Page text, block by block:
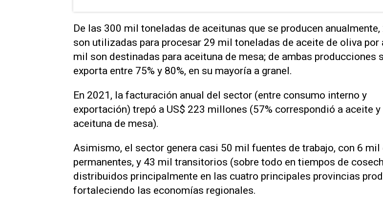
De las 300 mil toneladas de aceitunas que se producen
son utilizadas para procesar 29 mil toneladas de aceite de oliva por
mil son destinadas para aceituna de mesa; de ambas producciones
exporta entre 75% y 80%, en su mayoría a granel.
En 2021, la facturación anual del sector (entre consumo interno y
exportación) trepó a US$ 223 millones (57% correspondió a aceite y
aceituna de mesa).
Asimismo, el sector genera casi 50 mil fuentes de trabajo, con 6 mil
permanentes, y 43 mil transitorios (sobre todo en tiempos de
distribuidos principalmente en las cuatro principales provincias
fortaleciendo las economías regionales.